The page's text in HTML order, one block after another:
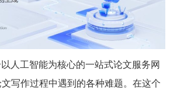
人工智能为核心的一站式论文服务网
写作过程中遇到的各种难题。在这个